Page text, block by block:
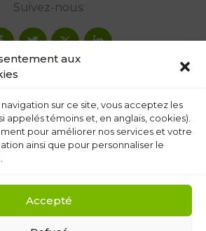
aux
sur ce site, vous acceptez les
appelés témoins et, en anglais, cookies).
pour améliorer nos services et votre
ainsi que pour personnaliser le
Accepté
Suivez-nous: